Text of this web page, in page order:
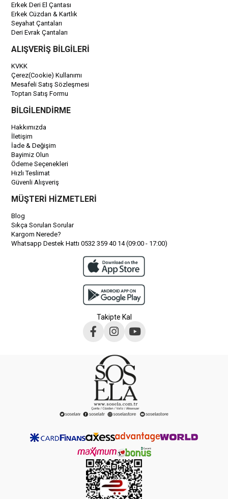
Erkek Deri El Çantası
Erkek Cüzdan & Kartlık
Seyahat Çantaları
Deri Evrak Çantaları
ALIŞVERİŞ BİLGİLERİ
KVKK
Çerez(Cookie) Kullanımı
Mesafeli Satış Sözleşmesi
Toptan Satış Formu
BİLGİLENDİRME
Hakkımızda
İletişim
İade & Değişim
Bayimiz Olun
Ödeme Seçenekleri
Hızlı Teslimat
Güvenli Alışveriş
MÜŞTERİ HİZMETLERİ
Blog
Sıkça Sorulan Sorular
Kargom Nerede?
Whatsapp Destek Hattı 0532 359 40 14 (09:00 - 17:00)
Takipte Kal